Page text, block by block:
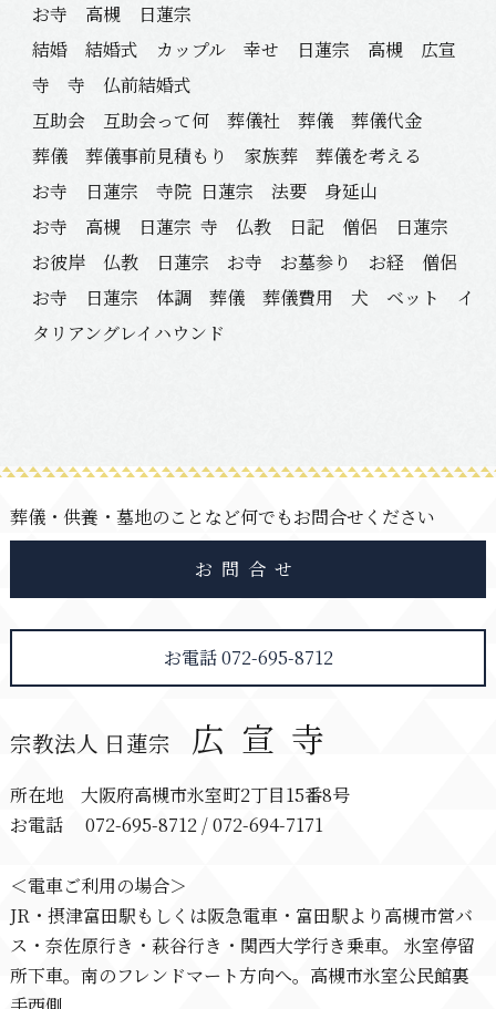
お寺 高槻 日蓮宗
結婚 結婚式 カップル 幸せ 日蓮宗 高槻 広宣
寺 寺 仏前結婚式
互助会 互助会って何 葬儀社 葬儀 葬儀代金
葬儀 葬儀事前見積もり 家族葬 葬儀を考える
お寺 日蓮宗 寺院 日蓮宗 法要 身延山
お寺 高槻 日蓮宗 寺 仏教 日記 僧侶 日蓮宗
お彼岸 仏教 日蓮宗 お寺 お墓参り お経 僧侶
お寺 日蓮宗 体調 葬儀 葬儀費用 犬 ベット イ
タリアングレイハウンド
葬儀・供養・墓地のことなど何でもお問合せください
お問合せ
お電話 072-695-8712
宗教法人 日蓮宗 広宣寺
所在地 大阪府高槻市氷室町2丁目15番8号
お電話 072-695-8712 / 072-694-7171
＜電車ご利用の場合＞
JR・摂津富田駅もしくは阪急電車・富田駅より高槻市営バ
ス・奈佐原行き・萩谷行き・関西大学行き乗車。 氷室停留
所下車。南のフレンドマート方向へ。高槻市氷室公民館裏